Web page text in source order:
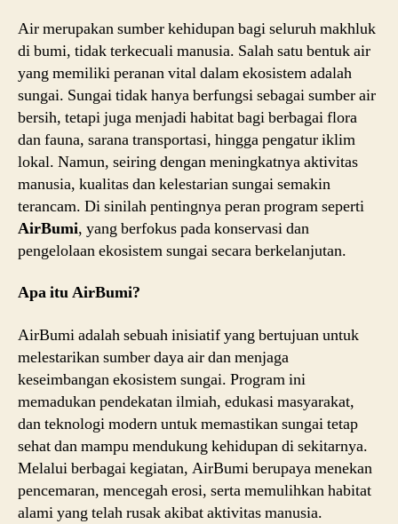
Air merupakan sumber kehidupan bagi seluruh makhluk
di bumi, tidak terkecuali manusia. Salah satu bentuk air
yang memiliki peranan vital dalam ekosistem adalah
sungai. Sungai tidak hanya berfungsi sebagai sumber air
bersih, tetapi juga menjadi habitat bagi berbagai flora
dan fauna, sarana transportasi, hingga pengatur iklim
lokal. Namun, seiring dengan meningkatnya aktivitas
manusia, kualitas dan kelestarian sungai semakin
terancam. Di sinilah pentingnya peran program seperti
AirBumi, yang berfokus pada konservasi dan
pengelolaan ekosistem sungai secara berkelanjutan.
Apa itu AirBumi?
AirBumi adalah sebuah inisiatif yang bertujuan untuk
melestarikan sumber daya air dan menjaga
keseimbangan ekosistem sungai. Program ini
memadukan pendekatan ilmiah, edukasi masyarakat,
dan teknologi modern untuk memastikan sungai tetap
sehat dan mampu mendukung kehidupan di sekitarnya.
Melalui berbagai kegiatan, AirBumi berupaya menekan
pencemaran, mencegah erosi, serta memulihkan habitat
alami yang telah rusak akibat aktivitas manusia.